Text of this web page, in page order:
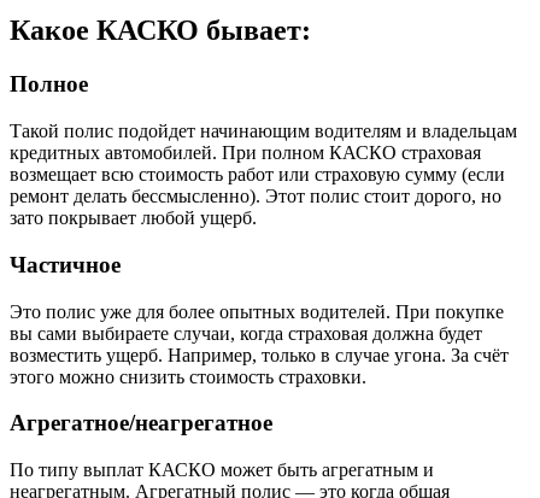
Какое КАСКО бывает:
Полное
Такой полис подойдет начинающим водителям и владельцам
кредитных автомобилей. При полном КАСКО страховая
возмещает всю стоимость работ или страховую сумму (если
ремонт делать бессмысленно). Этот полис стоит дорого, но
зато покрывает любой ущерб.
Частичное
Это полис уже для более опытных водителей. При покупке
вы сами выбираете случаи, когда страховая должна будет
возместить ущерб. Например, только в случае угона. За счёт
этого можно снизить стоимость страховки.
Агрегатное/неагрегатное
По типу выплат КАСКО может быть агрегатным и
неагрегатным. Агрегатный полис — это когда общая